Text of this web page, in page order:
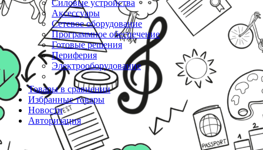
Силовые устройства
Аксессуары
Сетевое оборудование
Программное обеспечение
Готовые решения
Периферия
Электрооборудование
Товары в сравнении
Избранные товары
Новости
Авторизация